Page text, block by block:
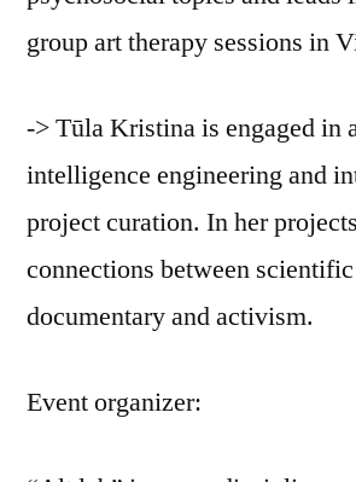
group art therapy sessions in
-> Tūla Kristina is engaged in
intelligence engineering and
project curation. In her
connections between
documentary and activism.
Event organizer: